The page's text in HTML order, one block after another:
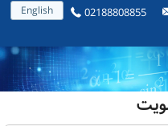
English 02188808855